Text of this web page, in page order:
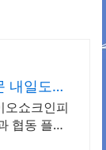
내일도착
오쇼크인피
협동 플레